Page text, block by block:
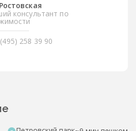
консультант по
258 39 90